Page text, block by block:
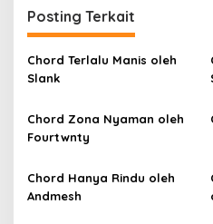
i
g
a
s
i
p
o
s
Posting Terkait
Chord Terlalu Manis oleh
Slank
Chord Zona Nyaman oleh
Fourtwnty
Chord Hanya Rindu oleh
Andmesh